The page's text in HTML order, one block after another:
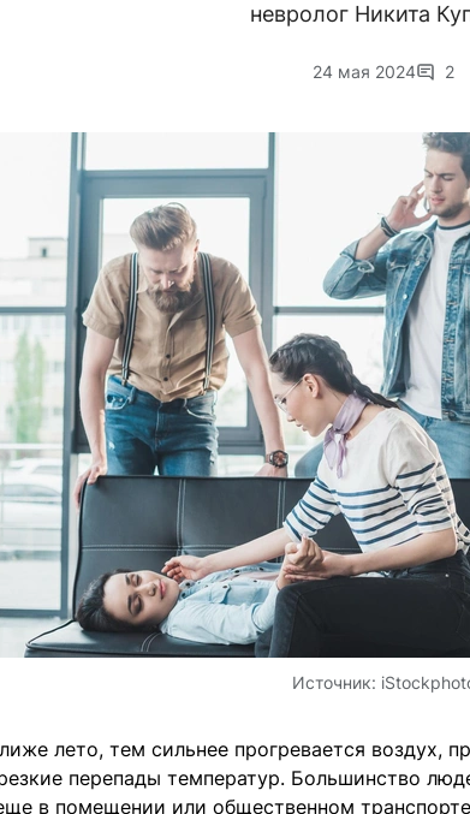
невролог Никита
24 мая 2024 2
Источник:
лето, тем сильнее прогревается воздух,
перепады температур. Большинство
в помещении или общественном